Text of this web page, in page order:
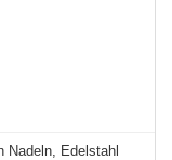
Nadeln, Edelstahl